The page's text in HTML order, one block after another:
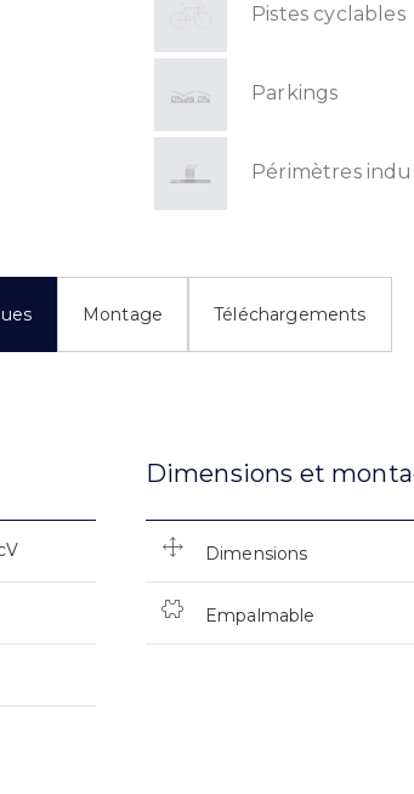
Pistes cyclables
Parkings
Périmètres
Montage Téléchargements
Dimensions et
Dimensions
Empalmable